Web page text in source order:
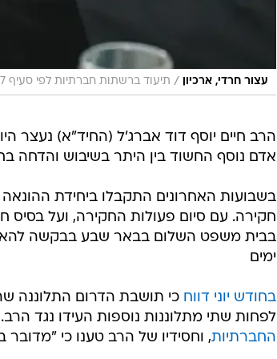
עצור חרדי, ארכיון / תיעוד ברשתות חברתיות לפי סעיף 27 א' לחוק זכויות יוצרים
הרב חיים יוסף דוד אברג'ל (החיד"א) נעצר
אדם נוסף החשוד בין היתר בשיבוש והדחה
בשבועות האחרונים התקבלו ביחידת
חקירה. עם סיום פעולות החקירה, ועל בסיס
בבית משפט השלום בבאר שבע בבקשה
ימים
בחודש יוני דווח כי תושבת הדרום התלוננה
לפחות שתי מתלוננות נוספות העידו נגד
החברתיות, וחסידיו של הרב טענו כי